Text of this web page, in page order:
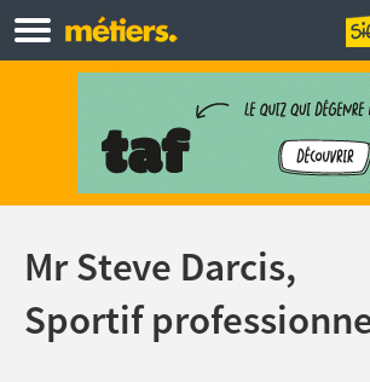
Mr Steve Darcis,
Sportif